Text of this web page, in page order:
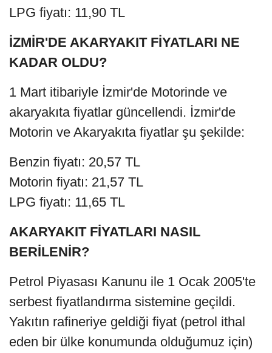
LPG fiyatı: 11,90 TL
İZMİR'DE AKARYAKIT FİYATLARI NE
KADAR OLDU?
1 Mart itibariyle İzmir'de Motorinde ve
akaryakıta fiyatlar güncellendi. İzmir'de
Motorin ve Akaryakıta fiyatlar şu şekilde:
Benzin fiyatı: 20,57 TL
Motorin fiyatı: 21,57 TL
LPG fiyatı: 11,65 TL
AKARYAKIT FİYATLARI NASIL
BERİLENİR?
Petrol Piyasası Kanunu ile 1 Ocak 2005'te
serbest fiyatlandırma sistemine geçildi.
Yakıtın rafineriye geldiği fiyat (petrol ithal
eden bir ülke konumunda olduğumuz için)